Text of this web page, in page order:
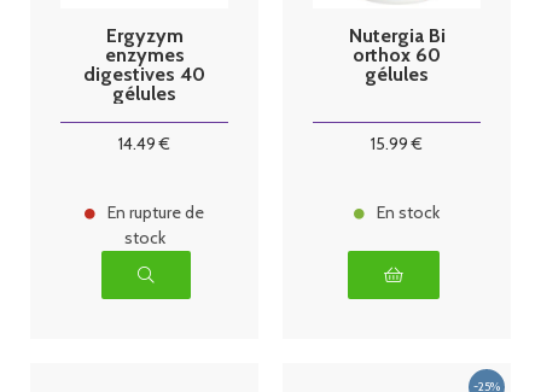
Ergyzym
enzymes
digestives 40
gélules
14.49 €
En rupture de
stock
Nutergia Bi
orthox 60
gélules
15.99 €
En stock